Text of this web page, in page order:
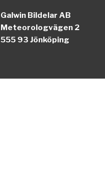
Galwin Bildelar AB
Meteorologvägen 2
555 93 Jönköping